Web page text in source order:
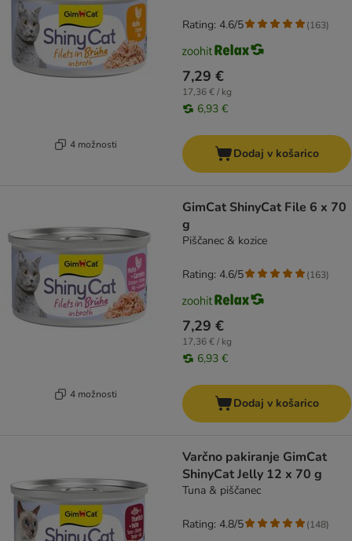
4 možnosti
7,29 €
17,36 € / kg
6,93 €
Rating: 4.6/5 (163)
Dodaj v košarico
4 možnosti
GimCat ShinyCat File 6 x 70
g
Piščanec & kozice
7,29 €
17,36 € / kg
6,93 €
Rating: 4.6/5 (163)
Dodaj v košarico
Varčno pakiranje GimCat
ShinyCat Jelly 12 x 70 g
Tuna & piščanec
Rating: 4.8/5 (148)